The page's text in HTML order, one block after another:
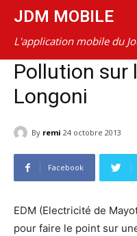
JDM MOBILE
L'application mobile du
Pollution sur
Longoni
By remi 24 octobre 2013
Facebook
EDM (Electricité de
pour faire le point sur